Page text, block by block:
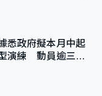
悉政府擬本月中起
演練 動員逾三萬